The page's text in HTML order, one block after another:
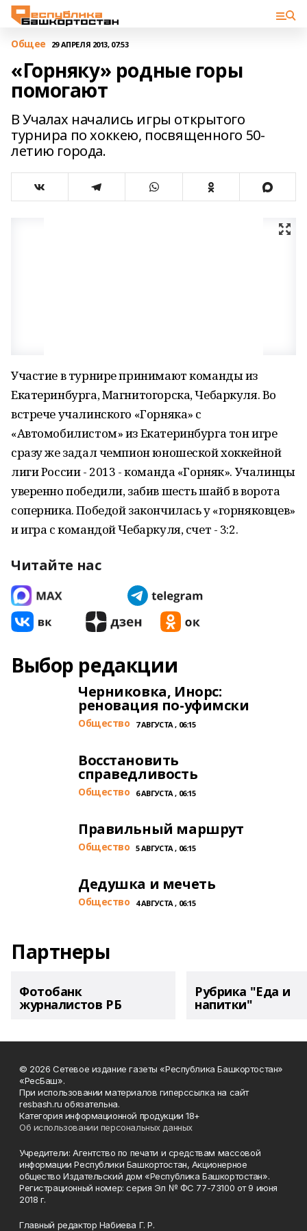
Общее 29 АПРЕЛЯ 2013, 07:53
«Горняку» родные горы
помогают
В Учалах начались игры открытого
турнира по хоккею, посвященного 50-
летию города.
Участие в турнире принимают команды из
Екатеринбурга, Магнитогорска, Чебаркуля. Во
встрече учалинского «Горняка» с
«Автомобилистом» из Екатеринбурга тон игре
сразу же задал чемпион юношеской хоккейной
лиги России - 2013 - команда «Горняк». Учалинцы
уверенно победили, забив шесть шайб в ворота
соперника. Победой закончилась у «горняковцев»
и игра с командой Чебаркуля, счет - 3:2.
Читайте нас
Выбор редакции
Черниковка, Инорс:
реновация по-уфимски
Общество 7 АВГУСТА , 06:15
Восстановить
справедливость
Общество 6 АВГУСТА , 06:15
Правильный маршрут
Общество 5 АВГУСТА , 06:15
Дедушка и мечеть
Общество 4 АВГУСТА , 06:15
Партнеры
Фотобанк
журналистов РБ
Рубрика "Еда и
напитки"
© 2026 Сетевое издание газеты «Республика Башкортостан»
«РесБаш».
При использовании материалов гиперссылка на сайт
resbash.ru обязательна.
Категория информационной продукции 18+
Об использовании персональных данных
Учредители: Агентство по печати и средствам массовой
информации Республики Башкортостан, Акционерное
общество Издательский дом «Республика Башкортостан».
Регистрационный номер: серия Эл № ФС 77-73100 от 9 июня
2018 г.
Главный редактор Набиева Г. Р.